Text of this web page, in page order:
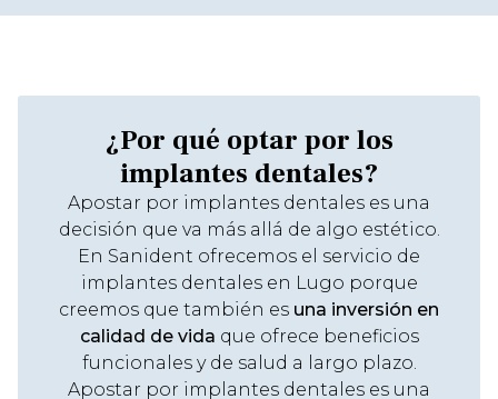
¿Por qué optar por los
implantes dentales?
Apostar por implantes dentales es una
decisión que va más allá de algo estético.
En Sanident ofrecemos el servicio de
implantes dentales en Lugo porque
creemos que también es una inversión en
calidad de vida que ofrece beneficios
funcionales y de salud a largo plazo.
Apostar por implantes dentales es una